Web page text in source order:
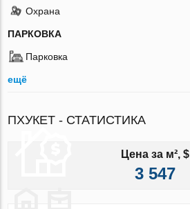
Охрана
ПАРКОВКА
Парковка
ещё
ПХУКЕТ - СТАТИСТИКА
Цена за м², $
3 547